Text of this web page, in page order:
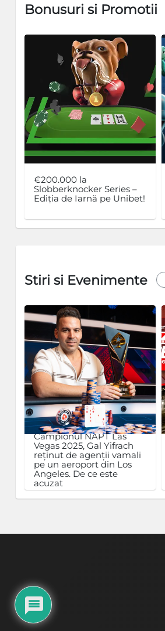
Bonusuri si Promotii
€200.000 la
Slobberknocker Series –
Ediția de Iarnă pe Unibet!
Stiri si Evenimente
Campionul NAPT Las
Vegas 2025, Gal Yifrach
reținut de agenții vamali
pe un aeroport din Los
Angeles. De ce este
acuzat